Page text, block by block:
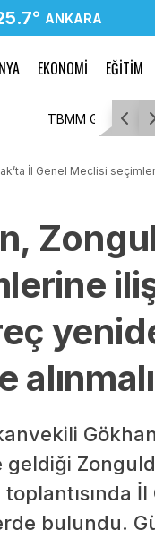
° ANKARA
EKONOMİ EĞİTİM
failler için
İl Genel Meclisi
bulundu.